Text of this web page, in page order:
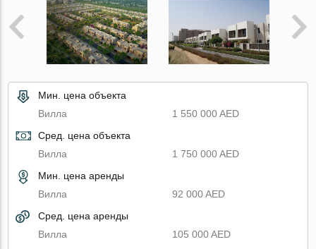
Мин. цена объекта
Вилла
1 550 000 AED
Сред. цена объекта
Вилла
1 750 000 AED
Мин. цена аренды
Вилла
92 000 AED
Сред. цена аренды
Вилла
105 000 AED